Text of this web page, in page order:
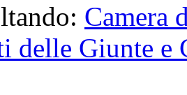
Camera
delle Giunte e